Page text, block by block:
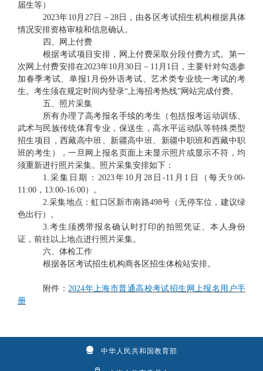
届生等）
2023年10月27日－28日，由各区考试招生机构根据具体
情况安排资格审核和信息确认。
四、网上付费
根据考试项目安排，网上付费采取分段付费方式。第一
次网上付费安排在2023年10月30日－11月1日，主要针对勾选参
加春季考试、单报1月份外语考试、艺术类专业统一考试的考
生。考生须在规定时间内登录“上海招考热线”网站完成付费。
五、照片采集
所有办理了高考报名手续的考生（包括报考运动训练、
武术与民族传统体育专业，保送生，高水平运动队等特殊类型
招生项目，西藏高中班、新疆高中班、新疆中职班和西藏中职
班的考生），一旦网上报名页面上未显示照片或显示不符，均
须重新进行照片采集。照片采集安排如下：
1.采集日期：2023年10月28日-11月1日（每天9:00-
11:00，13:00-16:00）。
2.采集地点：虹口区新市南路498号 （无停车位，建议绿
色出行） 。
3.考生须携带报名确认时打印的拍照凭证、本人身份
证， 前往以上地点进行照片采集。
六、体检工作
根据各区考试招生机构商各区招生体检站安排。
附件：2024年上海市普通高校考试招生网上报名用户手
册
中华人民共和国教育部